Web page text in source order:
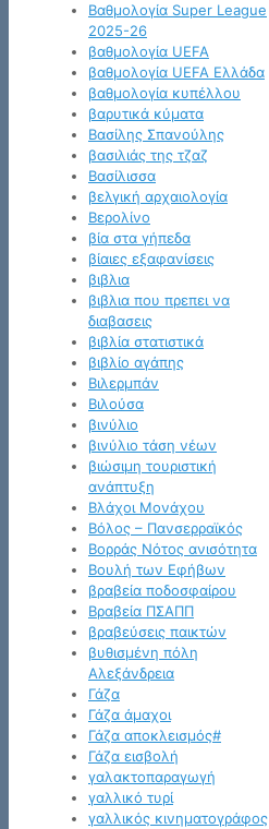
Βαθμολογία Super League
2025-26
βαθμολογία UEFA
βαθμολογία UEFA Ελλάδα
βαθμολογία κυπέλλου
βαρυτικά κύματα
Βασίλης Σπανούλης
βασιλιάς της τζαζ
Βασίλισσα
βελγική αρχαιολογία
Βερολίνο
βία στα γήπεδα
βίαιες εξαφανίσεις
βιβλια
βιβλια που πρεπει να
διαβασεις
βιβλία στατιστικά
βιβλίο αγάπης
Βιλερμπάν
Βιλούσα
βινύλιο
βινύλιο τάση νέων
βιώσιμη τουριστική
ανάπτυξη
Βλάχοι Μονάχου
Βόλος – Πανσερραϊκός
Βορράς Νότος ανισότητα
Βουλή των Εφήβων
βραβεία ποδοσφαίρου
Βραβεία ΠΣΑΠΠ
βραβεύσεις παικτών
βυθισμένη πόλη
Αλεξάνδρεια
Γάζα
Γάζα άμαχοι
Γάζα αποκλεισμός#
Γάζα εισβολή
γαλακτοπαραγωγή
γαλλικό τυρί
γαλλικός κινηματογράφος